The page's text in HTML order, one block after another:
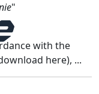
"
with the
here), ...